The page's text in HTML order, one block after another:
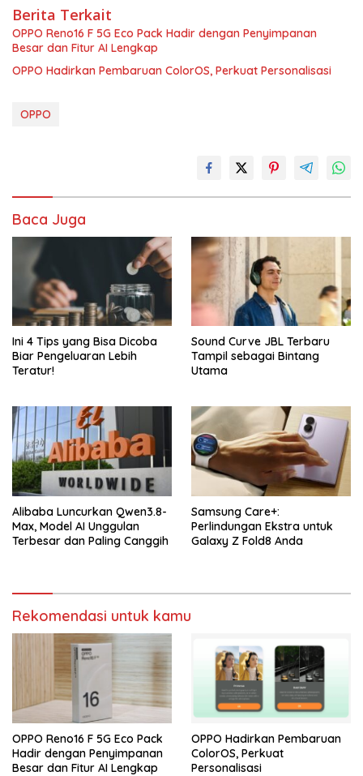
Berita Terkait
OPPO Reno16 F 5G Eco Pack Hadir dengan Penyimpanan
Besar dan Fitur AI Lengkap
OPPO Hadirkan Pembaruan ColorOS, Perkuat Personalisasi
OPPO
Baca Juga
Ini 4 Tips yang Bisa Dicoba
Biar Pengeluaran Lebih
Teratur!
Sound Curve JBL Terbaru
Tampil sebagai Bintang
Utama
Alibaba Luncurkan Qwen3.8-
Max, Model AI Unggulan
Terbesar dan Paling Canggih
Samsung Care+:
Perlindungan Ekstra untuk
Galaxy Z Fold8 Anda
Rekomendasi untuk kamu
OPPO Reno16 F 5G Eco Pack
Hadir dengan Penyimpanan
Besar dan Fitur AI Lengkap
OPPO Hadirkan Pembaruan
ColorOS, Perkuat
Personalisasi